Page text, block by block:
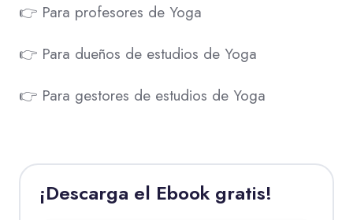
👉 Para profesores de Yoga
👉 Para dueños de estudios de Yoga
👉 Para gestores de estudios de Yoga
¡Descarga el Ebook gratis!